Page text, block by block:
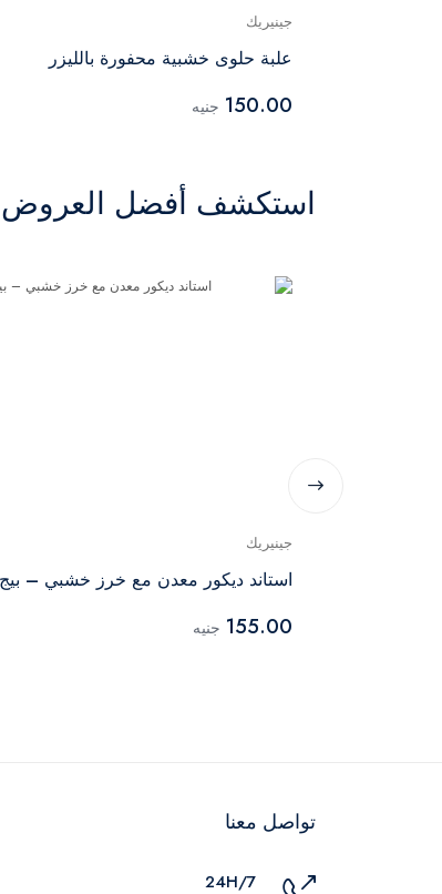
جينيريك
علبة حلوى خشبية محفورة بالليزر
150.00 جنيه
استكشف أفضل العروض
جينيريك
استاند ديكور معدن مع خرز خشبي – بيج
155.00 جنيه
تواصل معنا
24H/7